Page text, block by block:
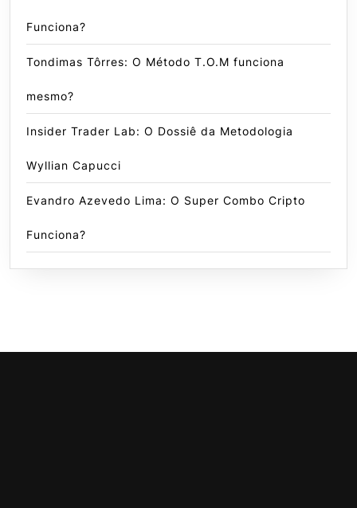
Funciona?
Tondimas Tôrres: O Método T.O.M funciona
mesmo?
Insider Trader Lab: O Dossiê da Metodologia
Wyllian Capucci
Evandro Azevedo Lima: O Super Combo Cripto
Funciona?